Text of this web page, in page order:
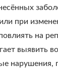
при
на
выявить
нарушения,